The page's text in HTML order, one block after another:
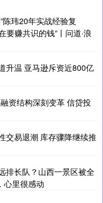
陈玮20年实战经验复
要赚共识的钱”丨问道·浪
升温 亚马逊斥资近800亿
资结构深刻变革 信贷投
交易退潮 库存骤降继续推
排长队？山西一景区被全
心里很感动